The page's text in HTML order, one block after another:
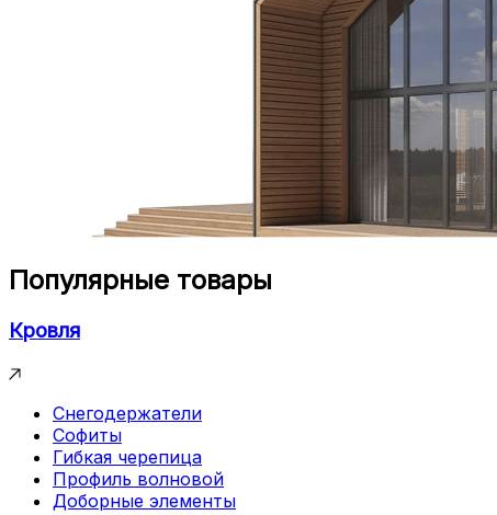
Популярные товары
Кровля
Снегодержатели
Софиты
Гибкая черепица
Профиль волновой
Доборные элементы